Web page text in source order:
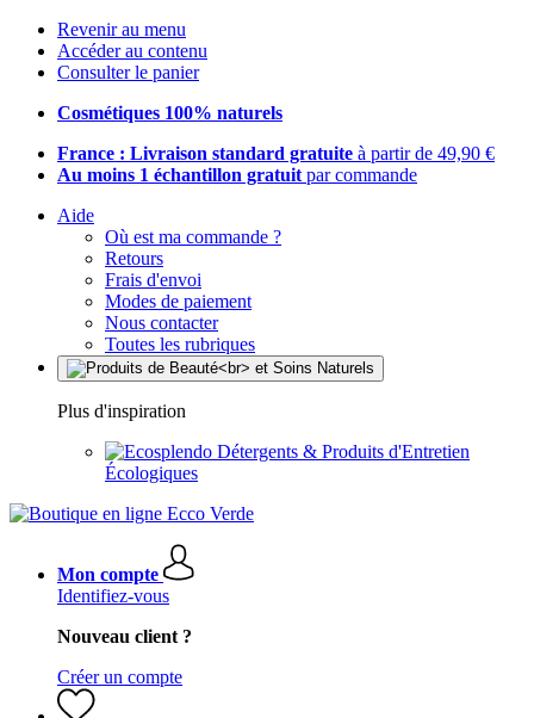
Revenir au menu
Accéder au contenu
Consulter le panier
Cosmétiques 100% naturels
France : Livraison standard gratuite à partir de 49,90 €
Au moins 1 échantillon gratuit par commande
Aide
Où est ma commande ?
Retours
Frais d'envoi
Modes de paiement
Nous contacter
Toutes les rubriques
Plus d'inspiration
Détergents & Produits d'Entretien
Écologiques
Mon compte
Identifiez-vous
Nouveau client ?
Créer un compte